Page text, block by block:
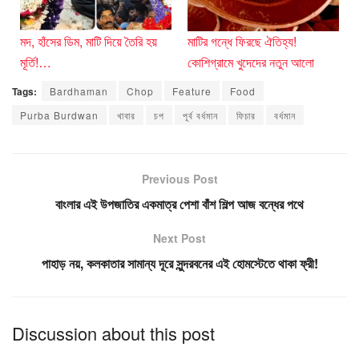
মদ, হাঁসের ডিম, মাটি দিয়ে তৈরি হয়
মূর্তি!…
মাটির গন্ধে ফিরছে ঐতিহ্য!
কোশিগ্রামে খুদেদের নতুন আলো
Tags: Bardhaman Chop Feature
Food
Purba Burdwan
খাবার চপ পূর্ব বর্ধমান ফিচার বর্ধমান
Previous Post
বাংলার এই উপজাতির একমাত্র পেশা বাঁশ শিল্প আজ বন্ধের পথে
Next Post
পাহাড় নয়, কলকাতার সামান্য দূরে সুন্দরবনের এই হোমস্টেতে থাকা ফ্রী!
Discussion about this post